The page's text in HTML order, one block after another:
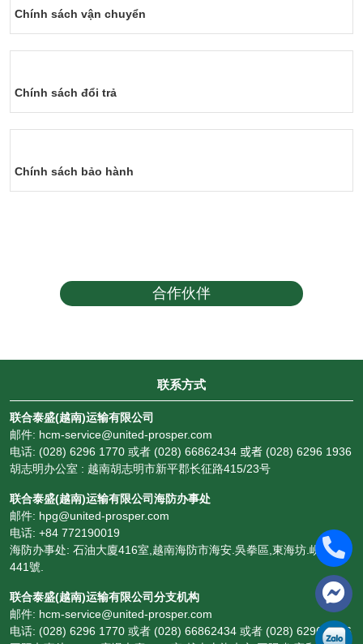
Chính sách vận chuyển
Chính sách đổi trả
Chính sách bảo hành
合作伙伴
联系方式
联合泰盛(越南)运输有限公司
邮件: hcm-service@united-prosper.com
电话: (028) 6296 1770 或者 (028) 66862434 或者 (028) 6296 1936
胡志明办公室 : 越南胡志明市新平郡长征路415/23号
联合泰盛(越南)运输有限公司海防办事处
邮件: hpg@united-prosper.com
电话: +84 772190019
海防办事处: 石油大廈416室,越南海防市海安.吳拳區,東海坊.峴港街
441號.
联合泰盛(越南)运输有限公司分支机构
邮件: hcm-service@united-prosper.com
电话: (028) 6296 1770 或者 (028) 66862434 或者 (028) 6296 1936